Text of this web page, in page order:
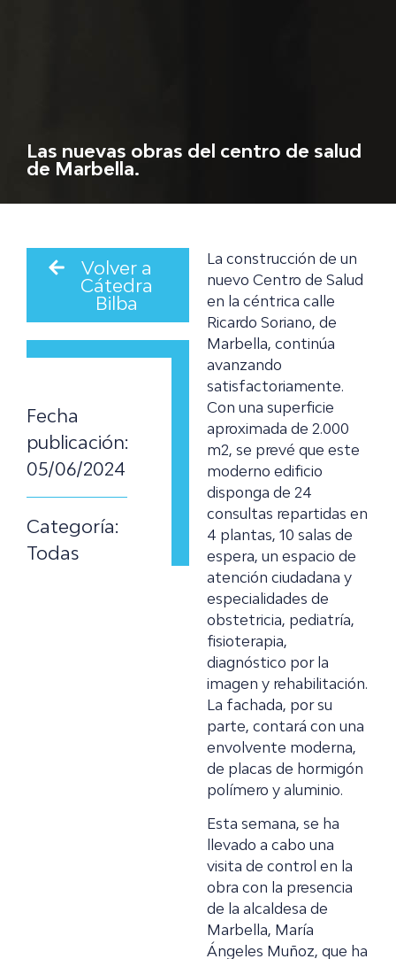
Las nuevas obras del centro de salud
de Marbella.
La construcción de un
nuevo Centro de Salud
en la céntrica calle
Ricardo Soriano, de
Marbella, continúa
avanzando
satisfactoriamente.
Con una superficie
aproximada de 2.000
m2, se prevé que este
moderno edificio
disponga de 24
consultas repartidas en
4 plantas, 10 salas de
espera, un espacio de
atención ciudadana y
especialidades de
obstetricia, pediatría,
fisioterapia,
diagnóstico por la
imagen y rehabilitación.
La fachada, por su
parte, contará con una
envolvente moderna,
de placas de hormigón
polímero y aluminio.
Esta semana, se ha
llevado a cabo una
visita de control en la
obra con la presencia
de la alcaldesa de
Marbella, María
Ángeles Muñoz, que ha
Fecha
publicación:
05/06/2024
Categoría:
Todas
Volver a
Cátedra
Bilba